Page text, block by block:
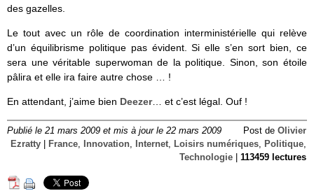
des gazelles.
Le tout avec un rôle de coordination interministérielle qui relève
d’un équilibrisme politique pas évident. Si elle s’en sort bien, ce
sera une véritable superwoman de la politique. Sinon, son étoile
pâlira et elle ira faire autre chose … !
En attendant, j’aime bien Deezer… et c’est légal. Ouf !
Publié le 21 mars 2009 et mis à jour le 22 mars 2009 Post de Olivier
Ezratty
France, Innovation, Internet, Loisirs numériques, Politique,
Technologie
113459 lectures